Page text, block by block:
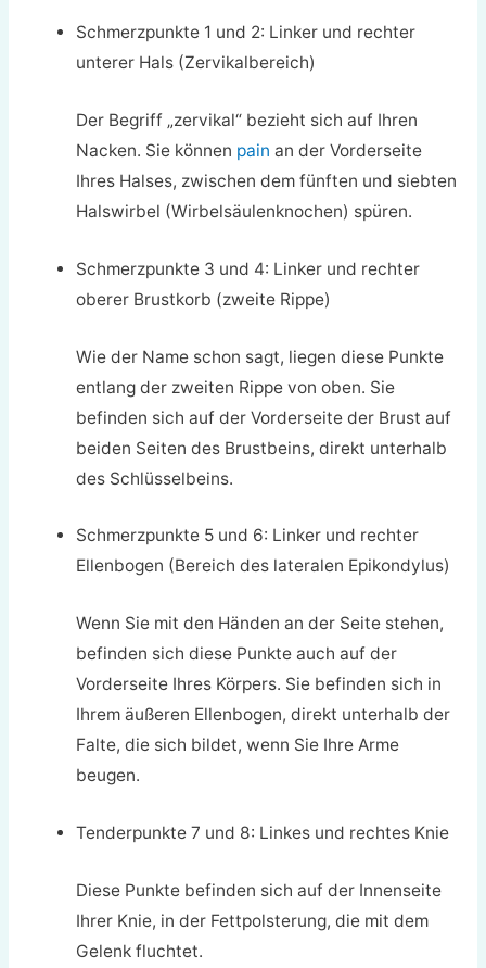
Schmerzpunkte 1 und 2: Linker und rechter
unterer Hals (Zervikalbereich)
Der Begriff „zervikal“ bezieht sich auf Ihren
Nacken. Sie können pain an der Vorderseite
Ihres Halses, zwischen dem fünften und siebten
Halswirbel (Wirbelsäulenknochen) spüren.
Schmerzpunkte 3 und 4: Linker und rechter
oberer Brustkorb (zweite Rippe)
Wie der Name schon sagt, liegen diese Punkte
entlang der zweiten Rippe von oben. Sie
befinden sich auf der Vorderseite der Brust auf
beiden Seiten des Brustbeins, direkt unterhalb
des Schlüsselbeins.
Schmerzpunkte 5 und 6: Linker und rechter
Ellenbogen (Bereich des lateralen Epikondylus)
Wenn Sie mit den Händen an der Seite stehen,
befinden sich diese Punkte auch auf der
Vorderseite Ihres Körpers. Sie befinden sich in
Ihrem äußeren Ellenbogen, direkt unterhalb der
Falte, die sich bildet, wenn Sie Ihre Arme
beugen.
Tenderpunkte 7 und 8: Linkes und rechtes Knie
Diese Punkte befinden sich auf der Innenseite
Ihrer Knie, in der Fettpolsterung, die mit dem
Gelenk fluchtet.